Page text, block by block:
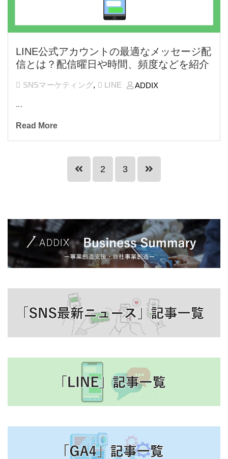
LINE公式アカウントの最適なメッセージ配
信とは？配信曜日や時間、頻度などを紹介
SNSマーケティング, LINE ADDIX
...
Read More
2 3